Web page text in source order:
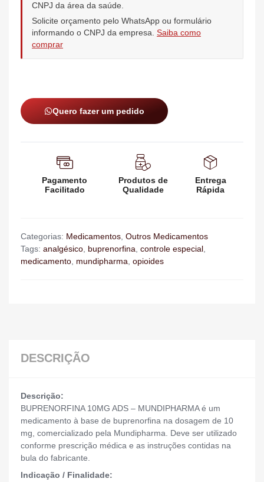
CNPJ da área da saúde.
Solicite orçamento pelo WhatsApp ou formulário
informando o CNPJ da empresa. Saiba como
comprar
Quero fazer um pedido
Pagamento
Facilitado
Produtos de
Qualidade
Entrega
Rápida
Categorias: Medicamentos, Outros Medicamentos
Tags: analgésico, buprenorfina, controle especial,
medicamento, mundipharma, opioides
DESCRIÇÃO
Descrição:
BUPRENORFINA 10MG ADS – MUNDIPHARMA é um
medicamento à base de buprenorfina na dosagem de 10
mg, comercializado pela Mundipharma. Deve ser utilizado
conforme prescrição médica e as instruções contidas na
bula do fabricante.
Indicação / Finalidade: